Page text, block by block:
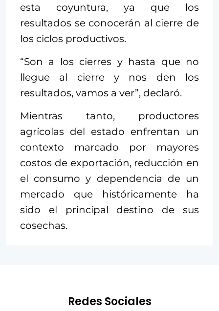
esta coyuntura, ya que los
resultados se conocerán al cierre de
los ciclos productivos.
“Son a los cierres y hasta que no
llegue al cierre y nos den los
resultados, vamos a ver”, declaró.
Mientras tanto, productores
agrícolas del estado enfrentan un
contexto marcado por mayores
costos de exportación, reducción en
el consumo y dependencia de un
mercado que históricamente ha
sido el principal destino de sus
cosechas.
Redes Sociales